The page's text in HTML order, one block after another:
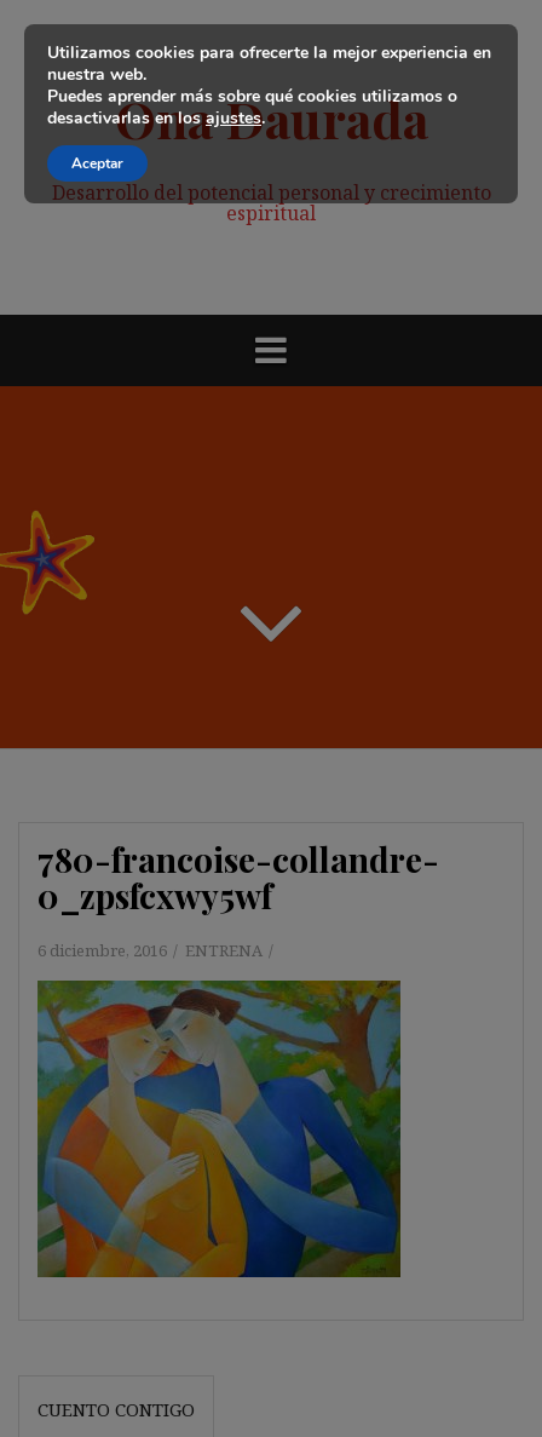
contenido
Ona Daurada
Desarrollo del potencial personal y crecimiento
espiritual
780-francoise-collandre-
0_zpsfcxwy5wf
6 diciembre, 2016 ENTRENA
Navegación
CUENTO CONTIGO
Utilizamos cookies para ofrecerte la mejor experiencia en
nuestra web.
Puedes aprender más sobre qué cookies utilizamos o
desactivarlas en losajustes.
Aceptar